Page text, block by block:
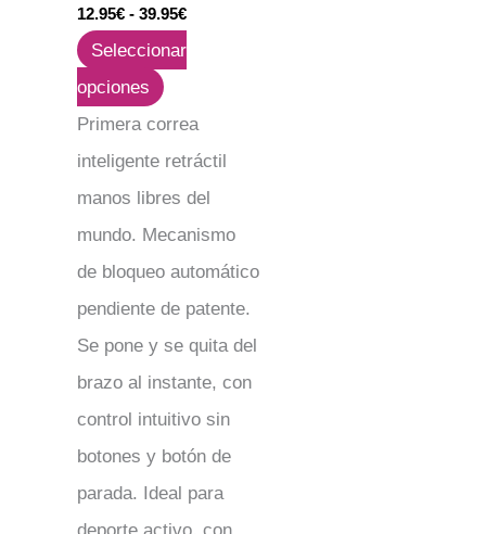
12.95€ - 39.95€
Seleccionar
opciones
en
página
Primera correa
inteligente retráctil
manos libres del
mundo. Mecanismo
de bloqueo automático
pendiente de patente.
Se pone y se quita del
brazo al instante, con
control intuitivo sin
botones y botón de
parada. Ideal para
deporte activo, con